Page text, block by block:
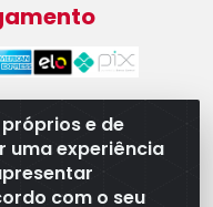
e de
uma experiência
com o seu
LTDA - CNPJ
667 - Parque
- CEP 74375-660